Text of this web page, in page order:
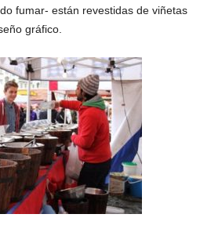
fumar- están revestidas de viñetas
gráfico.